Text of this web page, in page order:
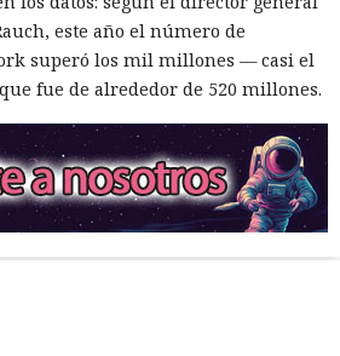
este año el número de
superó los mil millones — casi el
fue de alrededor de 520 millones.